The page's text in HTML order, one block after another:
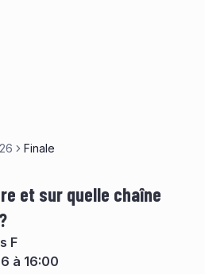
Finale
et sur quelle chaîne
F
à 16:00